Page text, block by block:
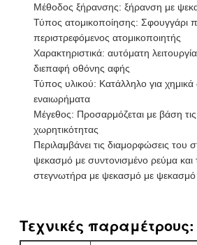
Μέθοδος ξήρανσης: ξήρανση με
Τύπος ατομικοποίησης: Σφουγγάρι
περιστρεφόμενος ατομικοποιητής
Χαρακτηριστικά: αυτόματη
διεπαφή οθόνης αφής
Τύπος υλικού: Κατάλληλο για χημικά
εναιωρήματα
Μέγεθος: Προσαρμόζεται με βάση τις
χωρητικότητας
Περιλαμβάνει τις διαμορφώσεις του
ψεκασμό με συντονισμένο ρεύμα και
στεγνωτήρα με ψεκασμό με ψεκασμό
Τεχνικές παραμέτρους: